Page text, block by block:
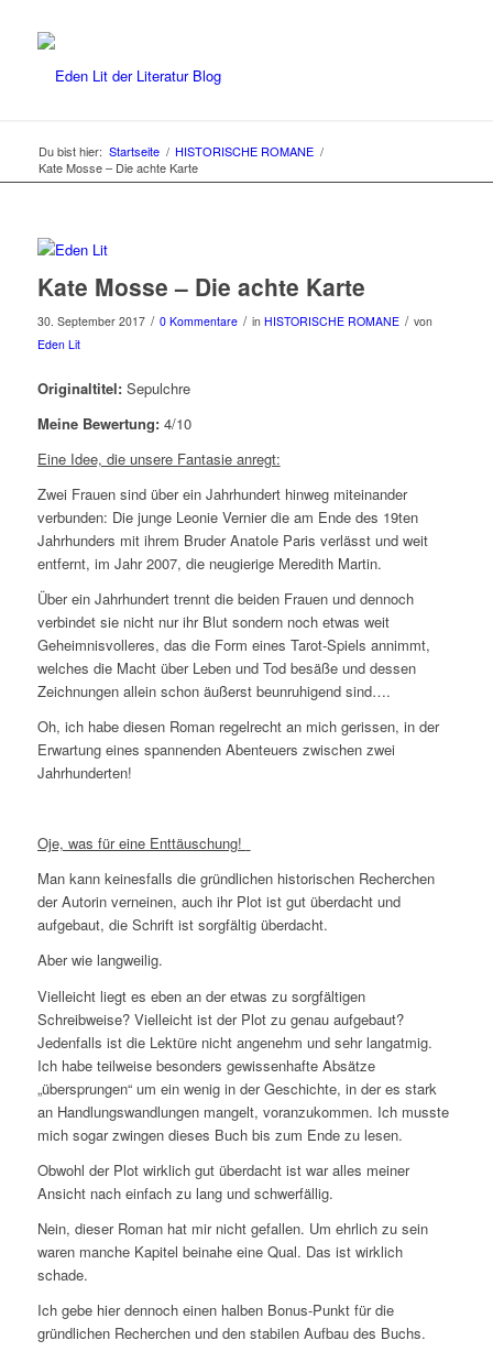
Du bist hier: Startseite / HISTORISCHE ROMANE /
Kate Mosse – Die achte Karte
Kate Mosse – Die achte Karte
30. September 2017 / 0 Kommentare / in HISTORISCHE ROMANE / von
Eden Lit
Originaltitel: Sepulchre
Meine Bewertung: 4/10
Eine Idee, die unsere Fantasie anregt:
Zwei Frauen sind über ein Jahrhundert hinweg miteinander
verbunden: Die junge Leonie Vernier die am Ende des 19ten
Jahrhunders mit ihrem Bruder Anatole Paris verlässt und weit
entfernt, im Jahr 2007, die neugierige Meredith Martin.
Über ein Jahrhundert trennt die beiden Frauen und dennoch
verbindet sie nicht nur ihr Blut sondern noch etwas weit
Geheimnisvolleres, das die Form eines Tarot-Spiels annimmt,
welches die Macht über Leben und Tod besäße und dessen
Zeichnungen allein schon äußerst beunruhigend sind….
Oh, ich habe diesen Roman regelrecht an mich gerissen, in der
Erwartung eines spannenden Abenteuers zwischen zwei
Jahrhunderten!
Oje, was für eine Enttäuschung!
Man kann keinesfalls die gründlichen historischen Recherchen
der Autorin verneinen, auch ihr Plot ist gut überdacht und
aufgebaut, die Schrift ist sorgfältig überdacht.
Aber wie langweilig.
Vielleicht liegt es eben an der etwas zu sorgfältigen
Schreibweise? Vielleicht ist der Plot zu genau aufgebaut?
Jedenfalls ist die Lektüre nicht angenehm und sehr langatmig.
Ich habe teilweise besonders gewissenhafte Absätze
„übersprungen“ um ein wenig in der Geschichte, in der es stark
an Handlungswandlungen mangelt, voranzukommen. Ich musste
mich sogar zwingen dieses Buch bis zum Ende zu lesen.
Obwohl der Plot wirklich gut überdacht ist war alles meiner
Ansicht nach einfach zu lang und schwerfällig.
Nein, dieser Roman hat mir nicht gefallen. Um ehrlich zu sein
waren manche Kapitel beinahe eine Qual. Das ist wirklich
schade.
Ich gebe hier dennoch einen halben Bonus-Punkt für die
gründlichen Recherchen und den stabilen Aufbau des Buchs.